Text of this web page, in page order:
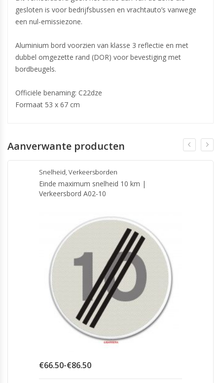
gesloten is voor bedrijfsbussen en vrachtauto’s vanwege
een nul-emissiezone.
Aluminium bord voorzien van klasse 3 reflectie en met
dubbel omgezette rand (DOR) voor bevestiging met
bordbeugels.
Officiële benaming: C22dze
Formaat 53 x 67 cm
Aanverwante producten
Snelheid, Verkeersborden
Einde maximum snelheid 10 km |
Verkeersbord A02-10
€66.50-€86.50Prijsklasse: